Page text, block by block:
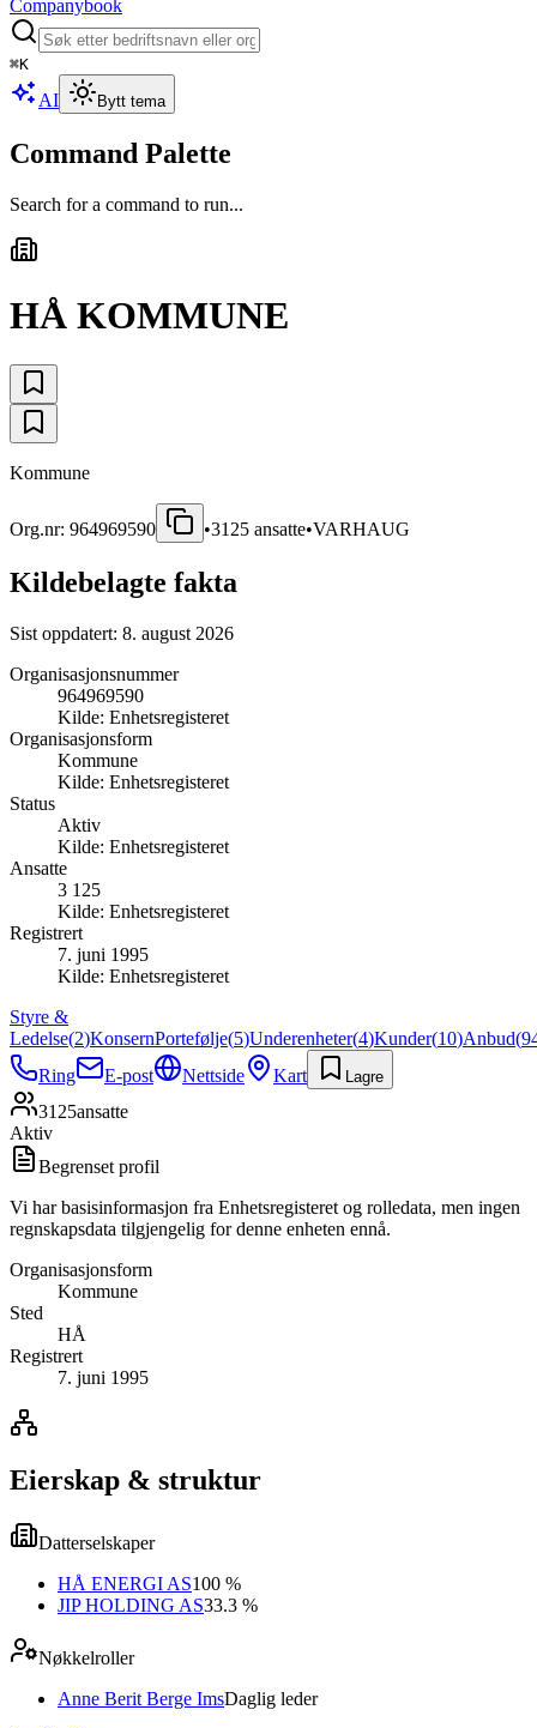
Companybook
⌘K
AI Bytt tema
Command Palette
Search for a command to run...
HÅ KOMMUNE
Kommune
Org.nr: 964969590 •3125 ansatte•VARHAUG
Kildebelagte fakta
Sist oppdatert: 8. august 2026
Organisasjonsnummer
964969590
Kilde: Enhetsregisteret
Organisasjonsform
Kommune
Kilde: Enhetsregisteret
Status
Aktiv
Kilde: Enhetsregisteret
Ansatte
3 125
Kilde: Enhetsregisteret
Registrert
7. juni 1995
Kilde: Enhetsregisteret
Styre &
Ledelse(2)KonsernPortefølje(5)Underenheter(4)Kunder(10)Anbud(
Ring
E-post Nettside Kart Lagre
3125ansatte
Aktiv
Begrenset profil
Vi har basisinformasjon fra Enhetsregisteret og rolledata, men ingen
regnskapsdata tilgjengelig for denne enheten ennå.
Organisasjonsform
Kommune
Sted
HÅ
Registrert
7. juni 1995
Eierskap & struktur
Datterselskaper
HÅ ENERGI AS100 %
JIP HOLDING AS33.3 %
Nøkkelroller
Anne Berit Berge ImsDaglig leder